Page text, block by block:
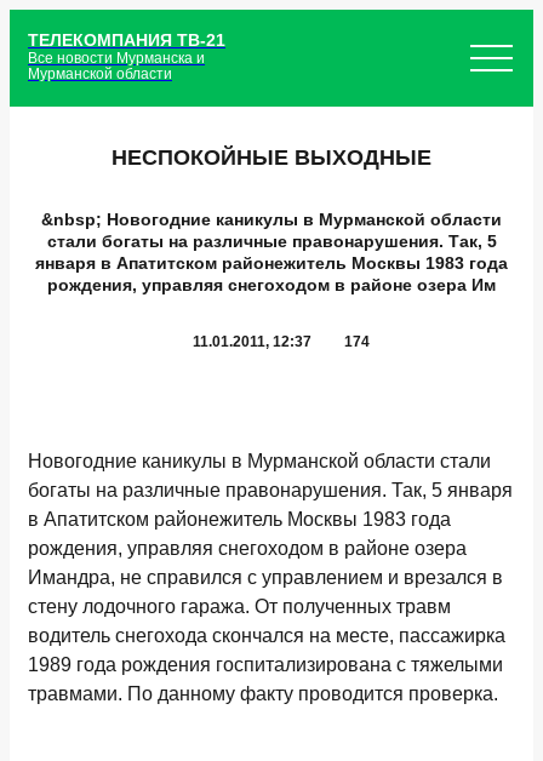
ТЕЛЕКОМПАНИЯ ТВ-21
Все новости Мурманска и
Мурманской области
НЕСПОКОЙНЫЕ ВЫХОДНЫЕ
&nbsp; Новогодние каникулы в Мурманской области
стали богаты на различные правонарушения. Так, 5
января в Апатитском районежитель Москвы 1983 года
рождения, управляя снегоходом в районе озера Им
11.01.2011, 12:37 174
Новогодние каникулы в Мурманской области стали
богаты на различные правонарушения. Так, 5 января
в Апатитском районежитель Москвы 1983 года
рождения, управляя снегоходом в районе озера
Имандра, не справился с управлением и врезался в
стену лодочного гаража. От полученных травм
водитель снегохода скончался на месте, пассажирка
1989 года рождения госпитализирована с тяжелыми
травмами. По данному факту проводится проверка.